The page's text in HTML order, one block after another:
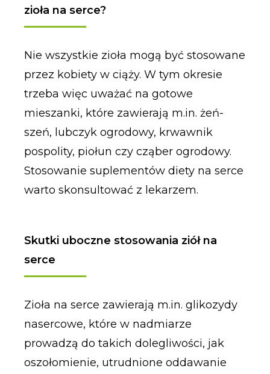
zioła na serce?
Nie wszystkie zioła mogą być stosowane
przez kobiety w ciąży. W tym okresie
trzeba więc uważać na gotowe
mieszanki, które zawierają m.in. żeń-
szeń, lubczyk ogrodowy, krwawnik
pospolity, piołun czy cząber ogrodowy.
Stosowanie suplementów diety na serce
warto skonsultować z lekarzem.
Skutki uboczne stosowania ziół na
serce
Zioła na serce zawierają m.in. glikozydy
nasercowe, które w nadmiarze
prowadzą do takich dolegliwości, jak
oszołomienie, utrudnione oddawanie